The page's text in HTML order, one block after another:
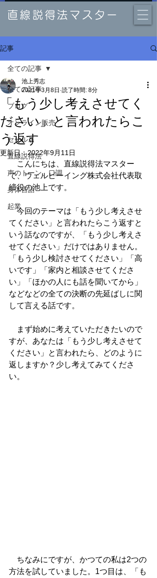
直線説得法マスター
記事
全ての記事
ブログ
オンライン販売
セールス
直線説得法
声のトーン、口調
身体言語
起業
全ての記事
「もう少し考えさせてく
ださい」と言われたらこ
う返す
池上秀志
2021年3月8日 読了時間: 8分
更新日：2022年9月11日
こんにちは、直線説得法マスター
で、ウェルビーイング株式会社代表取
締役の池上です。
今回のテーマは「もう少し考えさせ
てください」と言われたらこう返すと
いう話なのですが、「もう少し考えさ
せてください」だけではありません。
「もう少し検討させてください」「高
いです」「家内と相談させてくださ
い」「ほかの人にも話を聞いてから」
などなどの全ての決断の先延ばしに関
して言える話です。
まず始めに考えていただきたいので
すが、あなたは「もう少し考えさせて
ください」と言われたら、どのように
返しますか？少し考えてみてくださ
い。
ちなみにですが、かつての私は2つの
方法を試していました。1つ目は、「も